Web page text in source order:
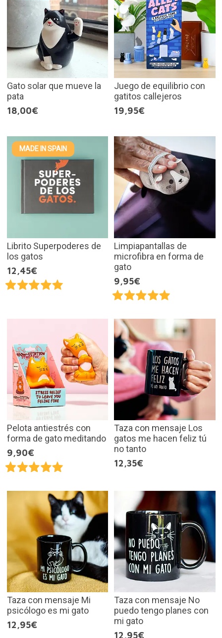
Gato solar que mueve la
pata
18,00€
Juego de equilibrio con
gatitos callejeros
19,95€
MADE IN SPAIN
Librito Superpoderes de
los gatos
12,45€
Limpiapantallas de
microfibra en forma de
gato
9,95€
Pelota antiestrés con
forma de gato meditando
9,90€
Taza con mensaje Los
gatos me hacen feliz tú
no tanto
12,35€
Taza con mensaje Mi
psicólogo es mi gato
12,95€
Taza con mensaje No
puedo tengo planes con
mi gato
12,95€